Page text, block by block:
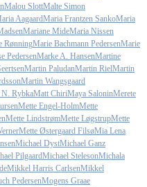
Malou SlottMalte Simon
AagaardMaria Frantzen SankoMaria
Mariane MideMaria Nissen
RønningMarie Bachmann PedersenMarie
PedersenMarke A. HansenMartine
Martin PaludanMartin RielMartin
Martin Wangsgaard
RybkaMatt ChiriMaya SaloninMerete
Mette Engel-HolmMette
Mette LindstrømMette LøgstrupMette
Mette Østergaard FilsøMia Lena
Michael DystMichael Ganz
PilgaardMichael StelesonMichala
Mikkel Harris CarlsenMikkel
PedersenMogens Graae